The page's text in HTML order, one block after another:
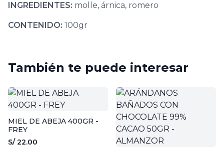
INGREDIENTES: molle, árnica, romero
CONTENIDO: 100gr
También te puede interesar
MIEL DE ABEJA 400GR -
FREY
S/ 22.00